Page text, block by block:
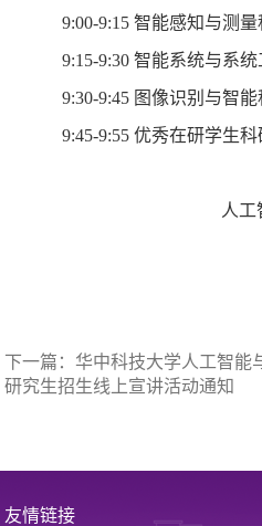
9:00-9:15 智能感知与测
9:15-9:30 智能系统与系
9:30-9:45 图像识别与智
9:45-9:55优秀在研学生
人工
下一篇：华中科技大学人工智能
研究生招生线上宣讲活动通知
友情链接